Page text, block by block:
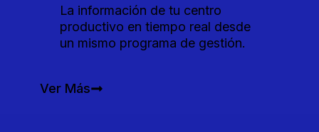
La información de tu centro
productivo en tiempo real desde
un mismo programa de gestión.
Ver Más